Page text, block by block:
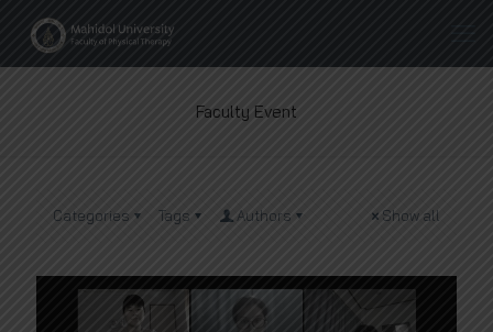
Faculty Event
Categories Tags Authors Show all